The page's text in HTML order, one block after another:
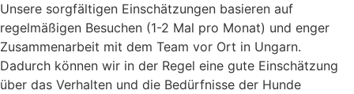
Unsere sorgfältigen Einschätzungen basieren auf
regelmäßigen Besuchen (1-2 Mal pro Monat) und enger
Zusammenarbeit mit dem Team vor Ort in Ungarn.
Dadurch können wir in der Regel eine gute Einschätzung
über das Verhalten und die Bedürfnisse der Hunde